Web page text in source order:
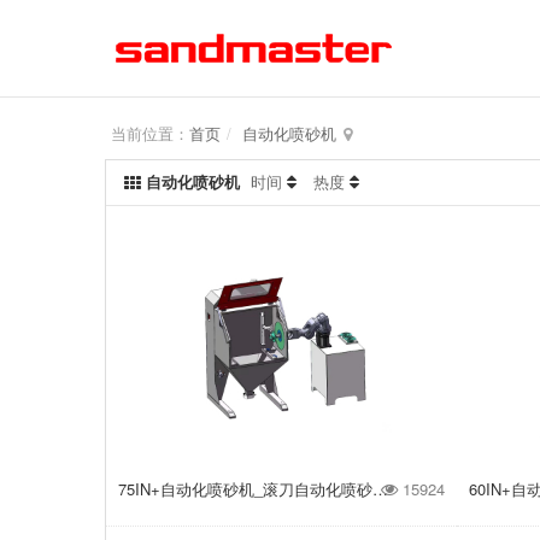
当前位置： 首页 自动化喷砂机
自动化喷砂机 时间 热度
75IN+自动化喷砂机_滚刀自动化喷砂机_刀具模具自动化喷砂机 15924